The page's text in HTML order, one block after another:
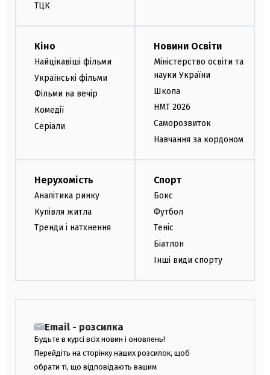
ТЦК
Кіно
Найцікавіші фільми
Українські фільми
Фільми на вечір
Комедії
Серіали
Новини Освіти
Міністерство освіти та
науки України
Школа
НМТ 2026
Саморозвиток
Навчання за кордоном
Нерухомість
Аналітика ринку
Купівля житла
Тренди і натхнення
Спорт
Бокс
Футбол
Теніс
Біатлон
Інші види спорту
Email - розсилка
Будьте в курсі всіх новин і оновлень!
Перейдіть на сторінку наших розсилок, щоб
обрати ті, що відповідають вашим